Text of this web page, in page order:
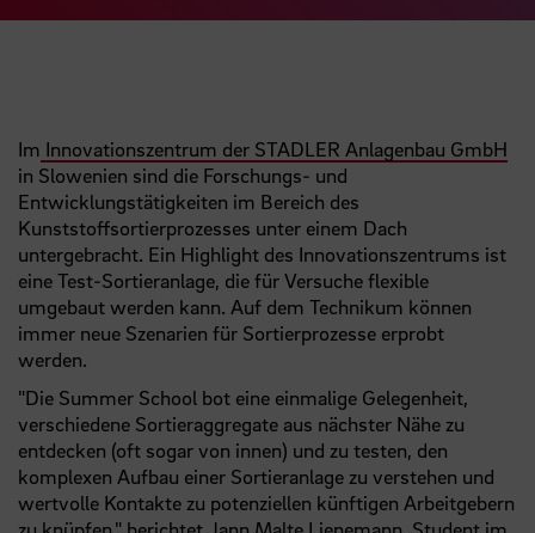
Im Innovationszentrum der STADLER Anlagenbau GmbH
in Slowenien sind die Forschungs- und
Entwicklungstätigkeiten im Bereich des
Kunststoffsortierprozesses unter einem Dach
untergebracht. Ein Highlight des Innovationszentrums ist
eine Test-Sortieranlage, die für Versuche flexible
umgebaut werden kann. Auf dem Technikum können
immer neue Szenarien für Sortierprozesse erprobt
werden.
"Die Summer School bot eine einmalige Gelegenheit,
verschiedene Sortieraggregate aus nächster Nähe zu
entdecken (oft sogar von innen) und zu testen, den
komplexen Aufbau einer Sortieranlage zu verstehen und
wertvolle Kontakte zu potenziellen künftigen Arbeitgebern